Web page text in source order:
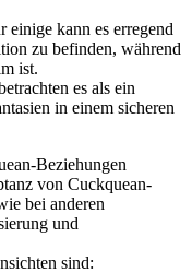
einige kann es erregend
zu befinden, während
ist.
es als ein
in einem sicheren
Beziehungen
von Cuckquean-
bei anderen
und
sind: